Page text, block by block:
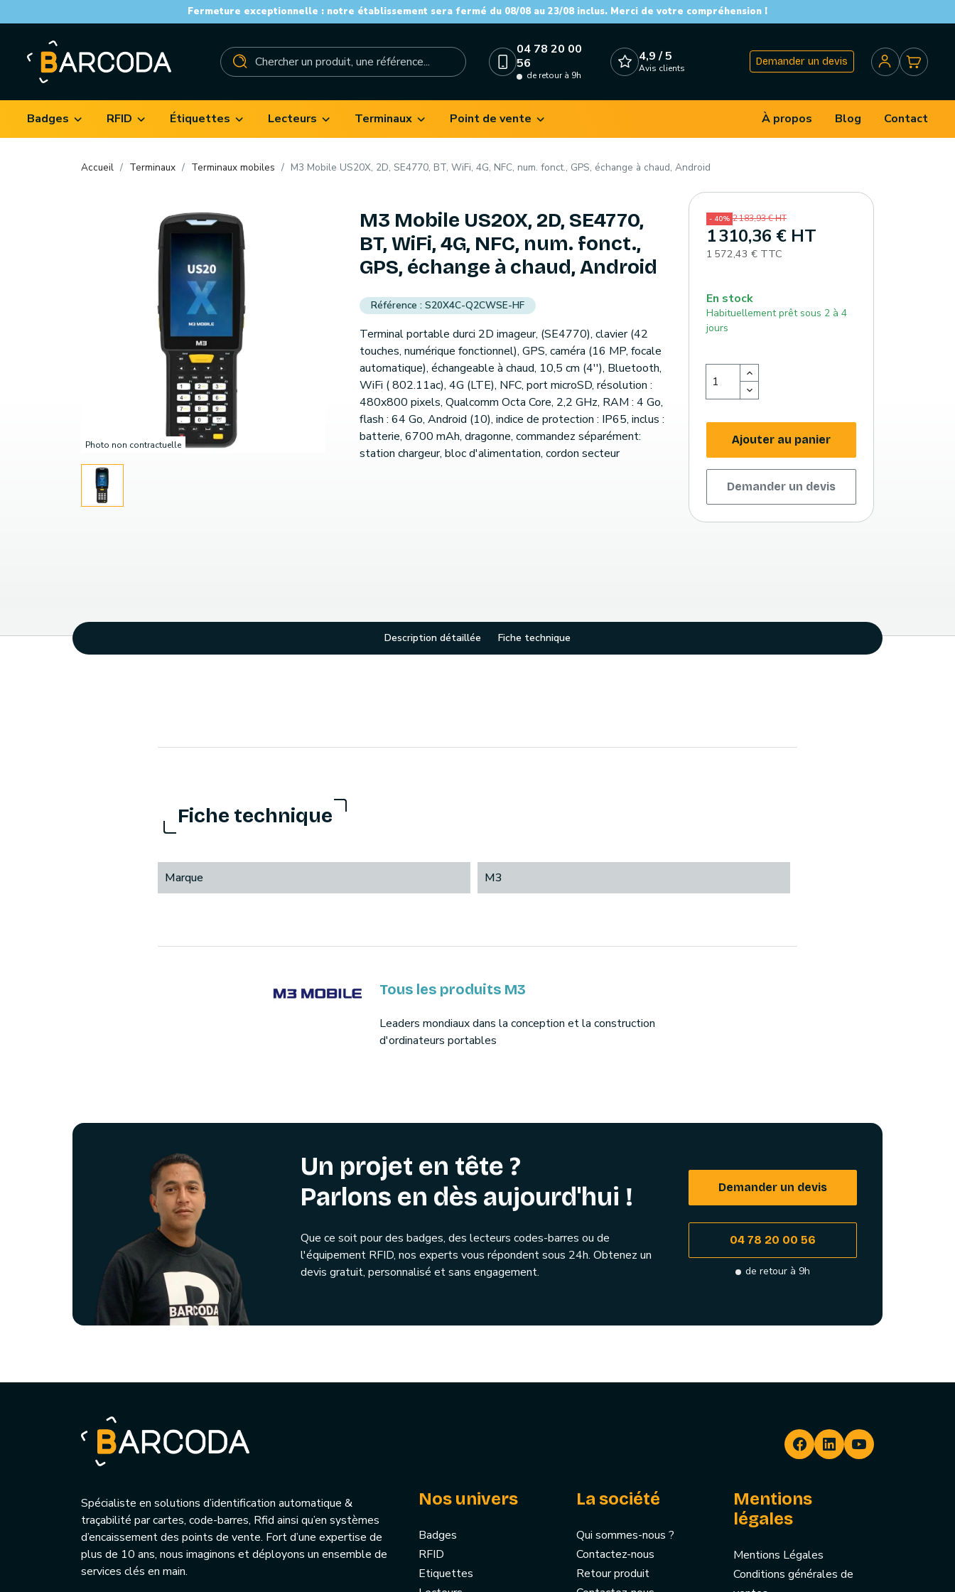
Fermeture exceptionnelle : notre établissement sera fermé du 08/08 au 23/08 inclus. Merci de votre compréhension !
04 78 20 00
56
de retour à 9h
4,9 / 5
Avis clients
Demander un devis
Badges RFID Étiquettes Lecteurs Terminaux Point de vente À propos Blog Contact
Accueil Terminaux Terminaux mobiles M3 Mobile US20X, 2D, SE4770, BT, WiFi, 4G, NFC, num. fonct., GPS, échange à chaud, Android
Photo non contractuelle
M3 Mobile US20X, 2D, SE4770,
BT, WiFi, 4G, NFC, num. fonct.,
GPS, échange à chaud, Android
S20X4C-Q2CWSE-HF
Terminal portable durci 2D imageur, (SE4770), clavier (42
touches, numérique fonctionnel), GPS, caméra (16 MP, focale
automatique), échangeable à chaud, 10,5 cm (4''), Bluetooth,
WiFi ( 802.11ac), 4G (LTE), NFC, port microSD, résolution :
480x800 pixels, Qualcomm Octa Core, 2,2 GHz, RAM : 4 Go,
flash : 64 Go, Android (10), indice de protection : IP65, inclus :
batterie, 6700 mAh, dragonne, commandez séparément:
station chargeur, bloc d'alimentation, cordon secteur
- 40% 2 183,93 € HT
1 310,36 € HT
1 572,43 € TTC
En stock
Habituellement prêt sous 2 à 4
jours
Ajouter au panier
Demander un devis
Description détaillée Fiche technique
Fiche technique
Marque M3
Tous les produits M3
Leaders mondiaux dans la conception et la construction
d'ordinateurs portables
Un projet en tête ?
Parlons en dès aujourd'hui !
Que ce soit pour des badges, des lecteurs codes-barres ou de
l'équipement RFID, nos experts vous répondent sous 24h. Obtenez un
devis gratuit, personnalisé et sans engagement.
Demander un devis
04 78 20 00 56
de retour à 9h
Spécialiste en solutions d’identification automatique &
traçabilité par cartes, code-barres, Rfid ainsi qu’en systèmes
d’encaissement des points de vente. Fort d’une expertise de
plus de 10 ans, nous imaginons et déployons un ensemble de
services clés en main.
Nos univers
Badges
RFID
Etiquettes
La société
Qui sommes-nous ?
Contactez-nous
Retour produit
Mentions
légales
Mentions Légales
Conditions générales de